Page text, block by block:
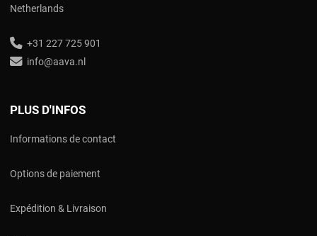
Netherlands
+31 227 725 901
info@aava.nl
PLUS D'INFOS
Informations de contact
Options de paiement
Expédition & Livraison